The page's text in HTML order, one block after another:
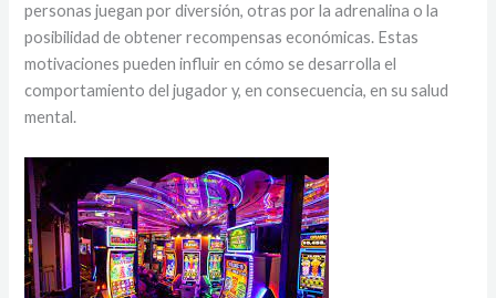
personas juegan por diversión, otras por la adrenalina o la
posibilidad de obtener recompensas económicas. Estas
motivaciones pueden influir en cómo se desarrolla el
comportamiento del jugador y, en consecuencia, en su salud
mental.